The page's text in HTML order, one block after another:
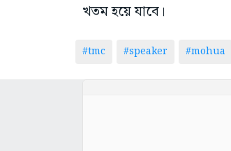
খতম হয়ে যাবে।
#tmc #speaker #mohua